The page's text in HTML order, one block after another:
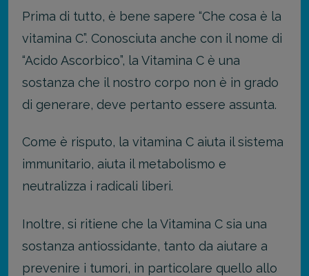
Prima di tutto, è bene sapere “Che cosa è la
vitamina C”. Conosciuta anche con il nome di
“Acido Ascorbico”, la Vitamina C è una
sostanza che il nostro corpo non è in grado
di generare, deve pertanto essere assunta.
Come è risputo, la vitamina C aiuta il sistema
immunitario, aiuta il metabolismo e
neutralizza i radicali liberi.
Inoltre, si ritiene che la Vitamina C sia una
sostanza antiossidante, tanto da aiutare a
prevenire i tumori, in particolare quello allo